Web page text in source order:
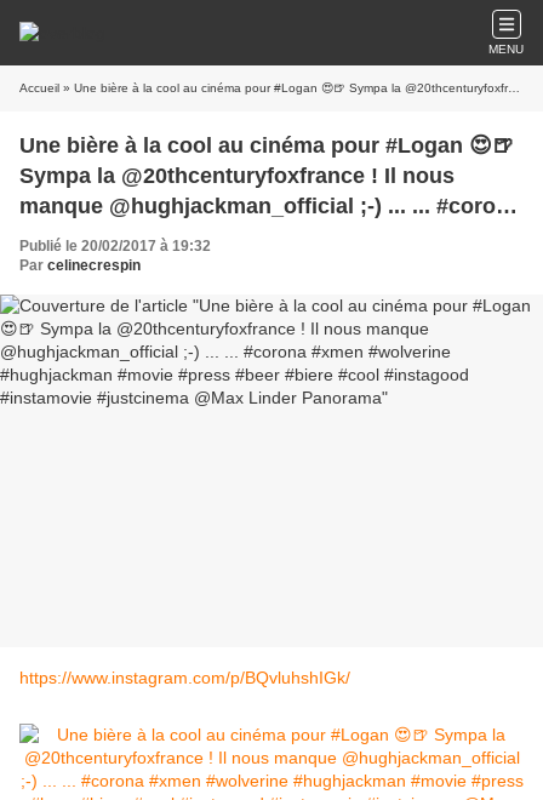
MENU
Accueil » Une bière à la cool au cinéma pour #Logan 😍🍺 Sympa la @20thcenturyfoxfrance ! Il nous manque @hughjackman_official ;-) ... ... #corona #xmen #wolverine #hughjackman #movie #press #beer #biere #cool #instagood #instamovie #justcinema @Max Linder Panorama
Une bière à la cool au cinéma pour #Logan 😍🍺
Sympa la @20thcenturyfoxfrance ! Il nous
manque @hughjackman_official ;-) ... ... #corona
#xmen #wolverine #hughjackman #movie #press
#beer #biere #cool #instagood #instamovie
#justcinema @Max Linder Panorama
Publié le 20/02/2017 à 19:32
Par celinecrespin
https://www.instagram.com/p/BQvluhshIGk/